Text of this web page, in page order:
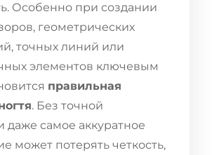
Особенно при создании
геометрических
точных линий или
элементов ключевым
правильная
. Без точной
даже самое аккуратное
может потерять четкость,